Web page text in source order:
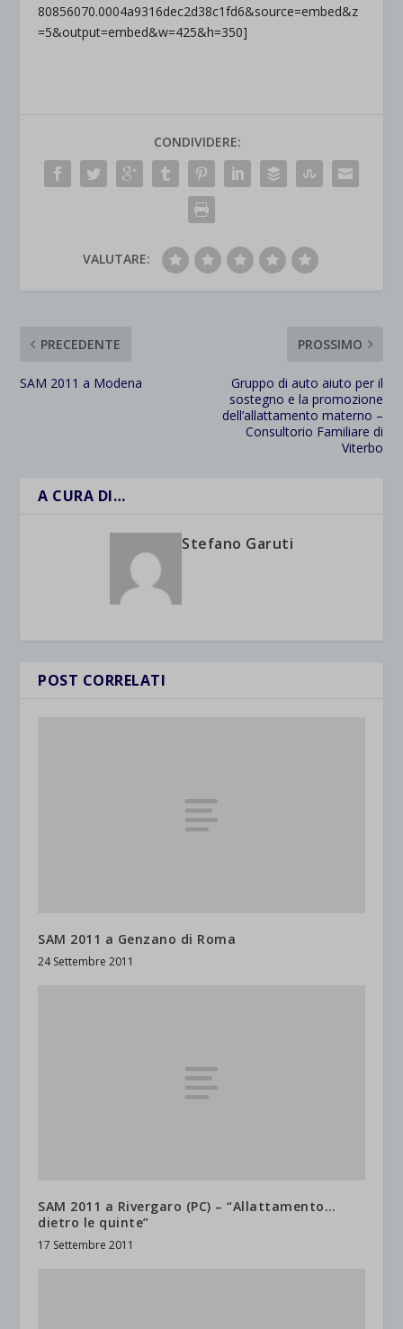
80856070.0004a9316dec2d38c1fd6&source=embed&z
=5&output=embed&w=425&h=350]
CONDIVIDERE:
VALUTARE:
PRECEDENTE
SAM 2011 a Modena
PROSSIMO
Gruppo di auto aiuto per il
sostegno e la promozione
dell’allattamento materno –
Consultorio Familiare di
Viterbo
A CURA DI…
Stefano Garuti
POST CORRELATI
SAM 2011 a Genzano di Roma
24 Settembre 2011
SAM 2011 a Rivergaro (PC) – “Allattamento…
dietro le quinte”
17 Settembre 2011